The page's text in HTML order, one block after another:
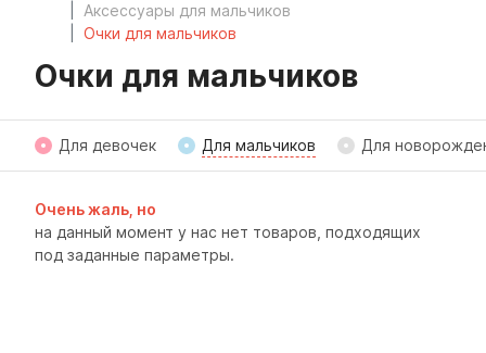
Аксессуары для мальчиков
Очки для мальчиков
Очки для мальчиков
Для девочек Для мальчиков Для
Очень жаль, но
на данный момент у нас нет товаров, подходящих
под заданные параметры.